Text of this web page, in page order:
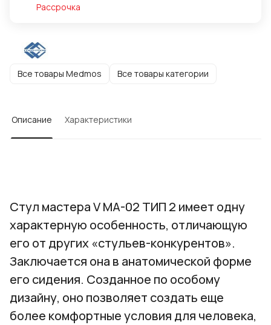
Рассрочка
Все товары Medmos Все товары категории
Описание Характеристики
Стул мастера V МА-02 ТИП 2 имеет одну
характерную особенность, отличающую
его от других «стульев-конкурентов».
Заключается она в анатомической форме
его сидения. Созданное по особому
дизайну, оно позволяет создать еще
более комфортные условия для человека,